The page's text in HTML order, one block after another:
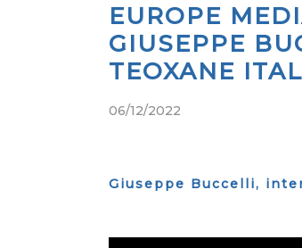
EUROPE
GIUSEPPE
TEOXANE
06/12/2022
Giuseppe Buccelli,